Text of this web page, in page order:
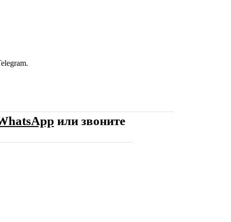
или звоните